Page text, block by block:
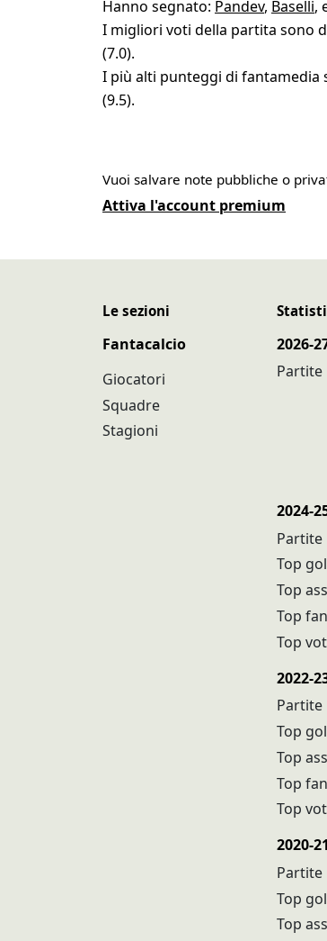
Hanno segnato: Pandev, Baselli,
I migliori voti della partita sono
(7.0).
I più alti punteggi di fantamedia
(9.5).
Vuoi salvare note pubbliche o
Attiva l'account premium
Le sezioni
Fantacalcio
Giocatori
Squadre
Stagioni
2026-
Partite
2024-
Partite
Top gol
Top
Top
Top
2022-
Partite
Top gol
Top
Top
Top
2020-21
Partite
Top gol
Top